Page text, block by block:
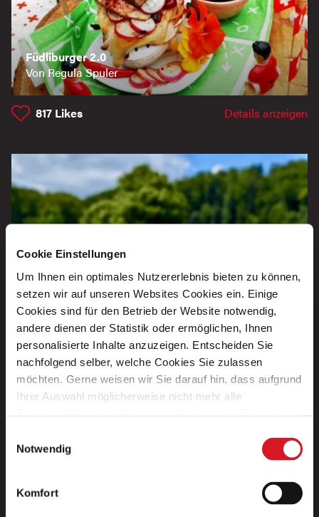
Cookie Einstellungen
Um Ihnen ein optimales Nutzererlebnis bieten zu können,
setzen wir auf unseren Websites Cookies ein. Einige
Cookies sind für den Betrieb der Website notwendig,
andere dienen der Statistik oder ermöglichen, Ihnen
personalisierte Inhalte anzuzeigen. Entscheiden Sie
nachfolgend selber, welche Cookies Sie zulassen
möchten. Gerne weisen wir Sie darauf hin, dass aufgrund
Ihrer Auswahl möglicherweise nicht mehr alle
Datenschutzerklärung und Cookie Policy.
Notwendig
Komfort
Füdliburger 2.0
Von Regula Spuler
817 Likes Details anzeigen